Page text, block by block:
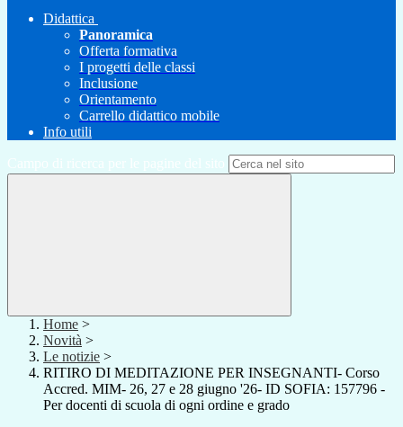
Didattica
Panoramica
Offerta formativa
I progetti delle classi
Inclusione
Orientamento
Carrello didattico mobile
Info utili
Campo di ricerca per le pagine del sito
Home >
Novità >
Le notizie >
RITIRO DI MEDITAZIONE PER INSEGNANTI- Corso
Accred. MIM- 26, 27 e 28 giugno '26- ID SOFIA: 157796 -
Per docenti di scuola di ogni ordine e grado